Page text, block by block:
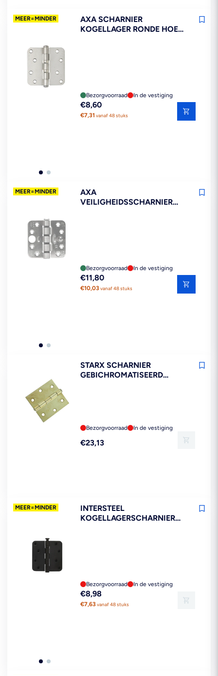
MEER=MINDER
AXA SCHARNIER
KOGELLAGER RONDE HOEK
Bezorgvoorraad In de vestiging
Reguliere
prijs
€8,60
€7,31 vanaf 48 stuks
MEER=MINDER
AXA
VEILIGHEIDSSCHARNIER
Bezorgvoorraad In de vestiging
Reguliere
prijs
€11,80
€10,03vanaf 48 stuks
STARX SCHARNIER
GEBICHROMATISEERD
Bezorgvoorraad In de vestiging
Reguliere
€23,13
MEER=MINDER
INTERSTEEL
KOGELLAGERSCHARNIER
Bezorgvoorraad In de vestiging
Reguliere
prijs
€8,98
€7,63vanaf 48 stuks